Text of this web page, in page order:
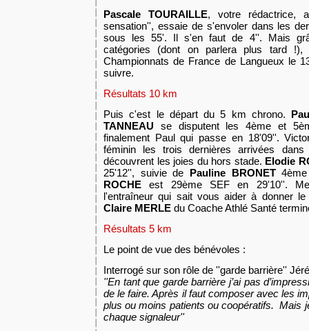
Pascale TOURAILLE, votre rédactrice,
sensation'', essaie de s'envoler dans les
sous les 55'. Il s'en faut de 4''. Mais
catégories (dont on parlera plus tard
Championnats de France de Langueux le
suivre.
Résultats 10 km
Puis c'est le départ du 5 km chrono.
TANNEAU se disputent les 4ème et
finalement Paul qui passe en 18'09''.
féminin les trois dernières arrivées
découvrent les joies du hors stade. Elodie R
25'12'', suivie de Pauline BRONET
ROCHE est 29ème SEF en 29'10''.
l'entraîneur qui sait vous aider à donner
Claire MERLE du Coache Athlé Santé
Résultats 5 km
Le point de vue des bénévoles :
Interrogé sur son rôle de ''garde barrière''
''En tant que garde barrière j’ai pas
de le faire. Après il faut composer avec les
plus ou moins patients ou coopératifs. Mais
chaque signaleur''